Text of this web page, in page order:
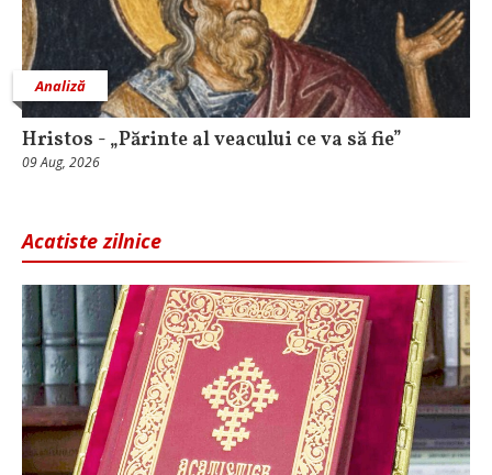
Analiză
Hristos - „Părinte al veacului ce va să fie”
09 Aug, 2026
Acatiste zilnice